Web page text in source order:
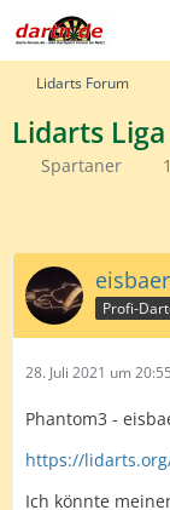
Lidarts Forum
Lidarts
Spartaner
Profi-
28. Juli 2021 um 20:55
Phantom3 -
https://
Ich könnte